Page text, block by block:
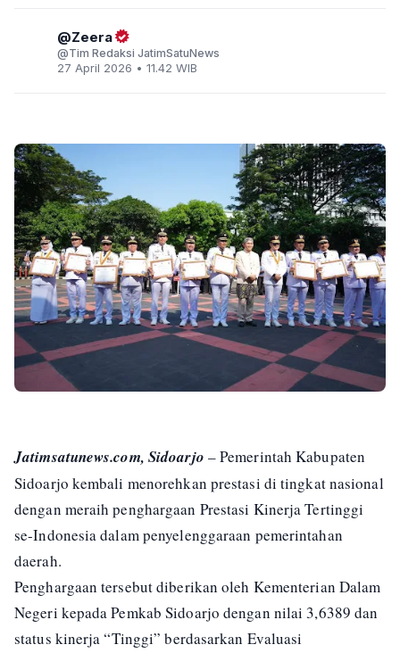
Zeera
Tim Redaksi JatimSatuNews
27 April 2026 • 11.42 WIB
Jatimsatunews.com, Sidoarjo – Pemerintah Kabupaten
Sidoarjo kembali menorehkan prestasi di tingkat nasional
dengan meraih penghargaan Prestasi Kinerja Tertinggi
se-Indonesia dalam penyelenggaraan pemerintahan
daerah.
Penghargaan tersebut diberikan oleh Kementerian Dalam
Negeri kepada Pemkab Sidoarjo dengan nilai 3,6389 dan
status kinerja “Tinggi” berdasarkan Evaluasi